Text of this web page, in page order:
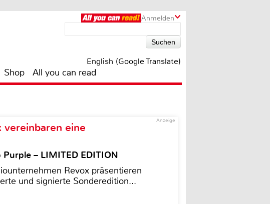
Anmelden
English (Google Translate)
Shop All you can read
Anzeige
vereinbaren eine
– LIMITED EDITION
Revox präsentieren
und signierte Sonderedition...